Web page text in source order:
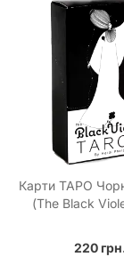
Карти ТАРО
(The Black
220